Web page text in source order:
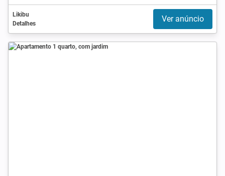
Likibu
Detalhes
Ver anúncio